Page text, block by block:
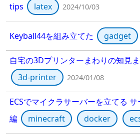
tips
latex 2024/10/03
Keyball44を組み立てた gadget
自宅の3Dプリンターまわりの知見
3d-printer
2024/01/08
ECSでマイクラサーバーを立てる
編
minecraft docker